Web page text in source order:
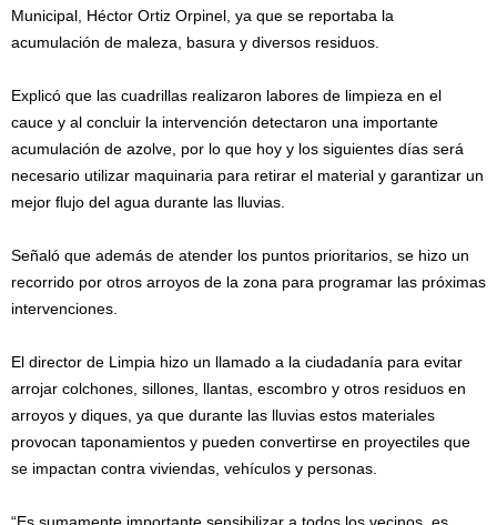
Municipal, Héctor Ortiz Orpinel, ya que se reportaba la
acumulación de maleza, basura y diversos residuos.
Explicó que las cuadrillas realizaron labores de limpieza en el
cauce y al concluir la intervención detectaron una importante
acumulación de azolve, por lo que hoy y los siguientes días será
necesario utilizar maquinaria para retirar el material y garantizar un
mejor flujo del agua durante las lluvias.
Señaló que además de atender los puntos prioritarios, se hizo un
recorrido por otros arroyos de la zona para programar las próximas
intervenciones.
El director de Limpia hizo un llamado a la ciudadanía para evitar
arrojar colchones, sillones, llantas, escombro y otros residuos en
arroyos y diques, ya que durante las lluvias estos materiales
provocan taponamientos y pueden convertirse en proyectiles que
se impactan contra viviendas, vehículos y personas.